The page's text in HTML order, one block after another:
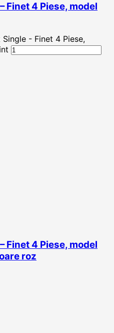
Finet 4 Piese, model
- Finet 4 Piese,
Finet 4 Piese, model
roz